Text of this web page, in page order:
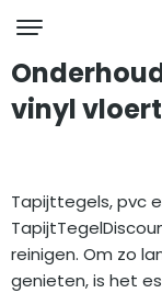
vinyl
Tapijttegels, pvc
reinigen. Om zo
genieten, is het